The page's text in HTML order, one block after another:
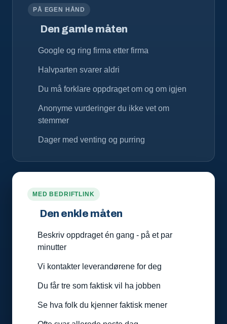
PÅ EGEN HÅND
Den gamle måten
Google og ring firma etter firma
Halvparten svarer aldri
Du må forklare oppdraget om og om igjen
Anonyme vurderinger du ikke vet om
stemmer
Dager med venting og purring
MED BEDRIFTLINK
Den enkle måten
Beskriv oppdraget én gang - på et par
minutter
Vi kontakter leverandørene for deg
Du får tre som faktisk vil ha jobben
Se hva folk du kjenner faktisk mener